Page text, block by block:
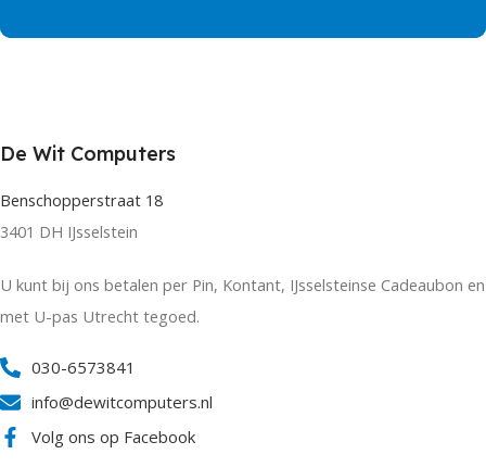
De Wit Computers
Benschopperstraat 18
3401 DH IJsselstein
U kunt bij ons betalen per Pin, Kontant, IJsselsteinse Cadeaubon en
met U-pas Utrecht tegoed.
030-6573841
info@dewitcomputers.nl
Volg ons op Facebook